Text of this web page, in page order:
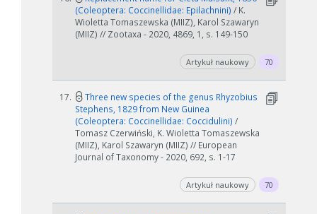
W zależności od ilości danych do przetworzenia generowanie pliku
może się wydłużyć.
(Coleoptera: Coccinellidae: Epilachnini) / K.
Wioletta Tomaszewska (MIIZ), Karol Szawaryn
(MIIZ) // Zootaxa - 2020, 4869, 1, s. 149-150
Artykuł naukowy 70
17.
Three new species of the genus Rhyzobius
Stephens, 1829 from New Guinea
(Coleoptera: Coccinellidae: Coccidulini) /
Tomasz Czerwiński, K. Wioletta Tomaszewska
(MIIZ), Karol Szawaryn (MIIZ) // European
Journal of Taxonomy - 2020, 692, s. 1-17
Artykuł naukowy 70